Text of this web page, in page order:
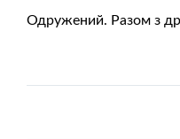
Одружений. Разом з